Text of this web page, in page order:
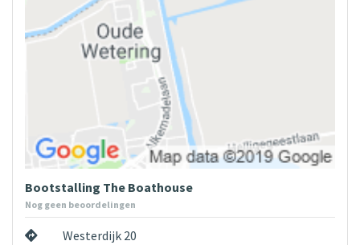
Bootstalling The Boathouse
Nog geen beoordelingen
Westerdijk 20